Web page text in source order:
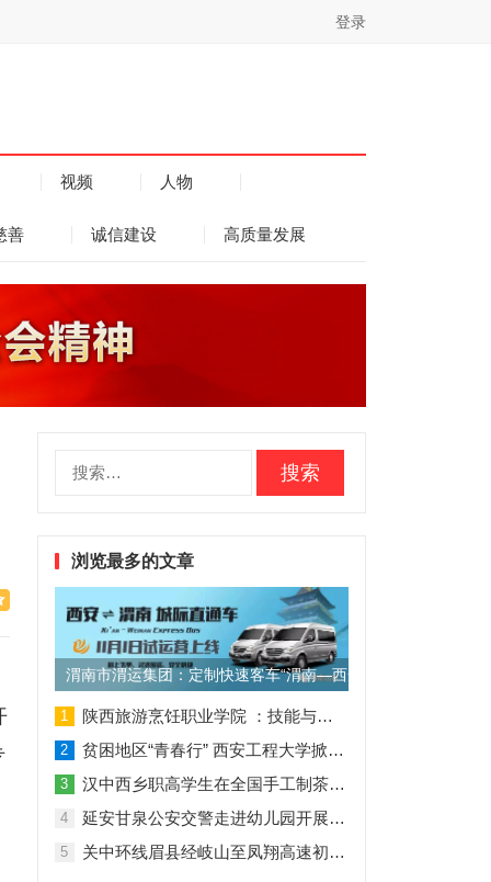
登录
视频 人物
善 诚信建设 高质量发展
浏览最多的文章
渭南市渭运集团：定制快速客车“渭南—西安”11月1日试运营
1 陕西旅游烹饪职业学院 ：技能与理论并行 人才与企业共赢
2 贫困地区“青春行” 西安工程大学掀起“扶贫热”
3 汉中西乡职高学生在全国手工制茶大赛中创佳绩
4 延安甘泉公安交警走进幼儿园开展交通安全专题讲座活动
5 关中环线眉县经岐山至凤翔高速初步设计获批！